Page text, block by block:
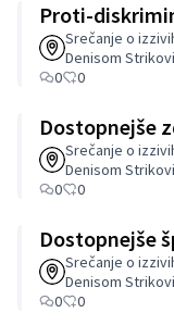
Proti-
Srečanje o
Denisom
0
0
Dostopnejše
Srečanje o
Denisom
0
0
Dostopnejše
Srečanje o
Denisom
0
0